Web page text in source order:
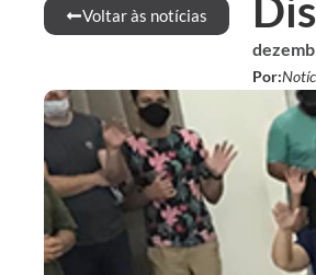
Voltar às notícias
Por: